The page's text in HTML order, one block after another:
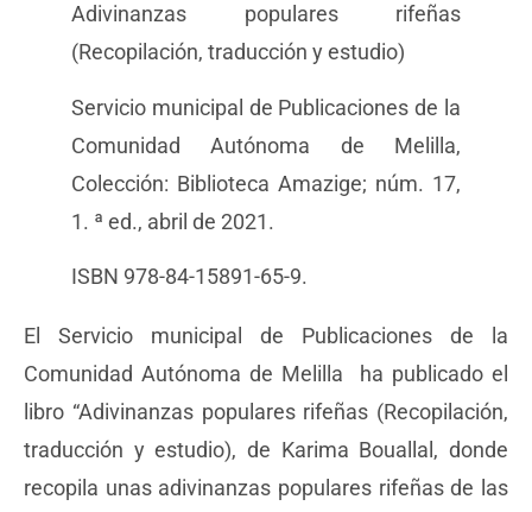
Adivinanzas populares rifeñas
(Recopilación, traducción y estudio)
Servicio municipal de Publicaciones de la
Comunidad Autónoma de Melilla,
Colección: Biblioteca Amazige; núm. 17,
1. ª ed., abril de 2021.
ISBN 978-84-15891-65-9.
El Servicio municipal de Publicaciones de la
Comunidad Autónoma de Melilla ha publicado el
libro “Adivinanzas populares rifeñas (Recopilación,
traducción y estudio), de Karima Bouallal, donde
recopila unas adivinanzas populares rifeñas de las